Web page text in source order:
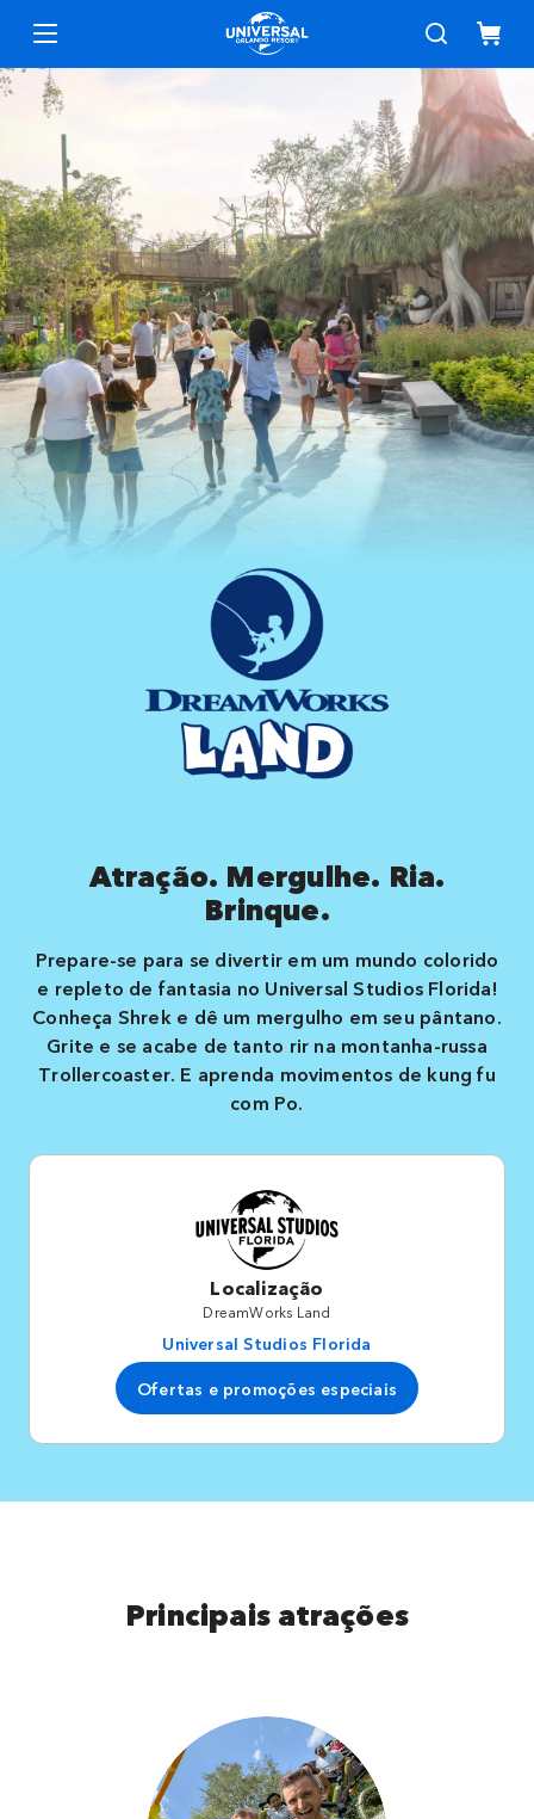
Atração. Mergulhe. Ria.
Brinque.
Prepare-se para se divertir em um mundo colorido
e repleto de fantasia no Universal Studios Florida!
Conheça Shrek e dê um mergulho em seu pântano.
Grite e se acabe de tanto rir na montanha-russa
Trollercoaster. E aprenda movimentos de kung fu
com Po.
Localização
DreamWorks Land
Universal Studios Florida
Ofertas e promoções especiais
Principais atrações